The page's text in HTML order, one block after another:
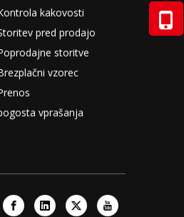
kakovosti
pred prodajo
storitve
vzorec
vprašanja